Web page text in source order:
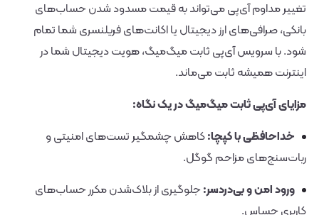
تغییر مداوم آی‌پی می‌تواند به قیمت مسدود شدن حساب‌های
بانکی، صرافی‌های ارز دیجیتال یا اکانت‌های فریلنسری شما تمام
شود. با سرویس آی‌پی ثابت میگ‌میگ، هویت دیجیتال شما در
اینترنت همیشه ثابت می‌ماند.
مزایای آی‌پی ثابت میگ‌میگ در یک نگاه:
خداحافظی با کپچا:کاهش چشمگیر تست‌های امنیتی و
ربات‌سنج‌های مزاحم گوگل.
ورود امن و بی‌دردسر:جلوگیری از بلاک‌شدن مکرر حساب‌های
کاربری حساس.